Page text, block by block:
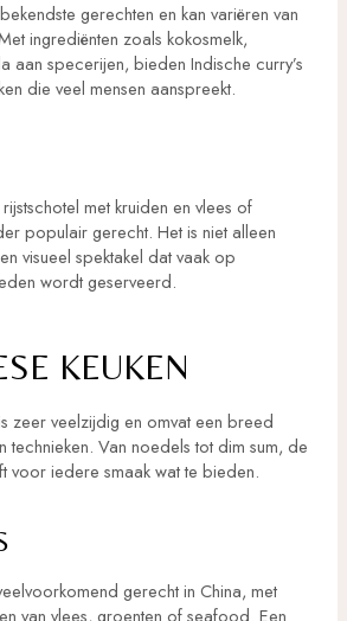
gerechten en kan variëren van
ingrediënten zoals kokosmelk,
aan specerijen, bieden Indische curry’s
die veel mensen aanspreekt.
met kruiden en vlees of
populair gerecht. Het is niet alleen
visueel spektakel dat vaak op
wordt geserveerd.
KEUKEN
zeer veelzijdig en omvat een breed
technieken. Van noedels tot dim sum, de
voor iedere smaak wat te bieden.
gerecht in China, met
van vlees, groenten of seafood. Een